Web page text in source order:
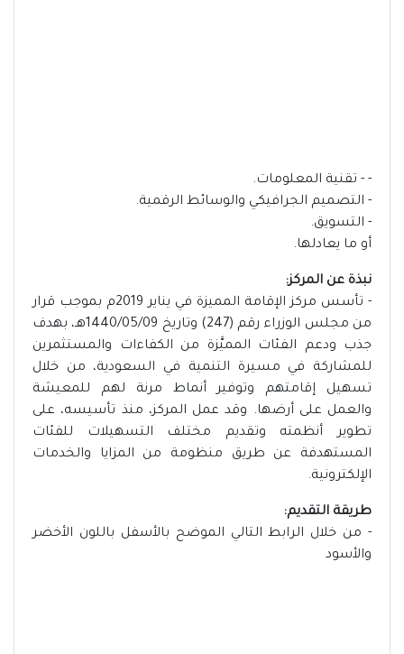
- - تقنية المعلومات.
- التصميم الجرافيكي والوسائط الرقمية.
- التسويق.
أو ما يعادلها.
نبذة عن المركز:
- تأسس مركز الإقامة المميزة في يناير 2019م بموجب قرار
من مجلس الوزراء رقم (247) وتاريخ 1440/05/09هـ، بهدف
جذب ودعم الفئات المميَّزة من الكفاءات والمستثمرين
للمشاركة في مسيرة التنمية في السعودية، من خلال
تسهيل إقامتهم وتوفير أنماط مرنة لهم للمعيشة
والعمل على أرضها. وقد عمل المركز، منذ تأسيسه، على
تطوير أنظمته وتقديم مختلف التسهيلات للفئات
المستهدفة عن طريق منظومة من المزايا والخدمات
الإلكترونية.
طريقة التقديم:
- من خلال الرابط التالي الموضح بالأسفل باللون الأخضر
والأسود